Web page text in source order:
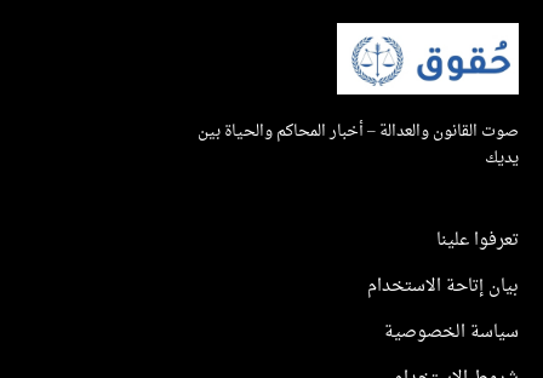
صوت القانون والعدالة – أخبار المحاكم والحياة بين
يديك
تعرفوا علينا
بيان إتاحة الاستخدام
سياسة الخصوصية